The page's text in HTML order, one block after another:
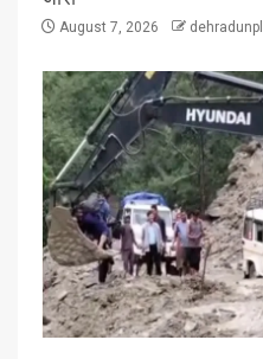
August 7, 2026